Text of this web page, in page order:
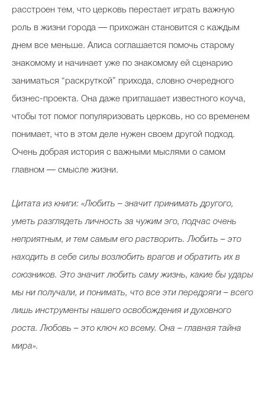
расстроен тем, что церковь перестает играть важную
роль в жизни города — прихожан становится с каждым
днем все меньше. Алиса соглашается помочь старому
знакомому и начинает уже по знакомому ей сценарию
заниматься “раскруткой” прихода, словно очередного
бизнес-проекта. Она даже приглашает известного коуча,
чтобы тот помог популяризовать церковь, но со временем
понимает, что в этом деле нужен своем другой подход.
Очень добрая история с важными мыслями о самом
главном — смысле жизни.
Цитата из книги: «Любить – значит принимать другого,
уметь разглядеть личность за чужим эго, подчас очень
неприятным, и тем самым его растворить. Любить – это
находить в себе силы возлюбить врагов и обратить их в
союзников. Это значит любить саму жизнь, какие бы удары
мы ни получали, и понимать, что все эти передряги – всего
лишь инструменты нашего освобождения и духовного
роста. Любовь – это ключ ко всему. Она – главная тайна
мира».